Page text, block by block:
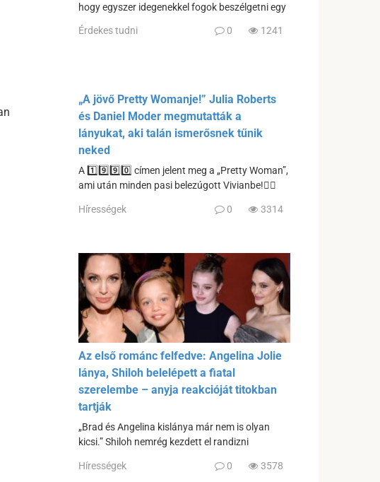
hogy egyszer idegenekkel fogok beszélgetni egy
Érdekes tudni 0 1241
„A jövő Pretty Womanje!” Julia Roberts
és Daniel Moder megmutatták a
lányukat, aki talán ismerősnek tűnik
neked
A 1️⃣9️⃣9️⃣0️⃣ címen jelent meg a „Pretty Woman”,
ami után minden pasi belezúgott Vivianbe!❤️‍🔥
Hírességek 0 3314
Az első románc felfedve: Angelina Jolie
lánya, Shiloh belelépett a fiatal
szerelembe – anyja reakcióját titokban
tartják
„Brad és Angelina kislánya már nem is olyan
kicsi.” Shiloh nemrég kezdett el randizni
Hírességek 0 3578